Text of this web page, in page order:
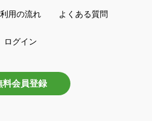
用の流れ よくある質問
ログイン
料会員登録